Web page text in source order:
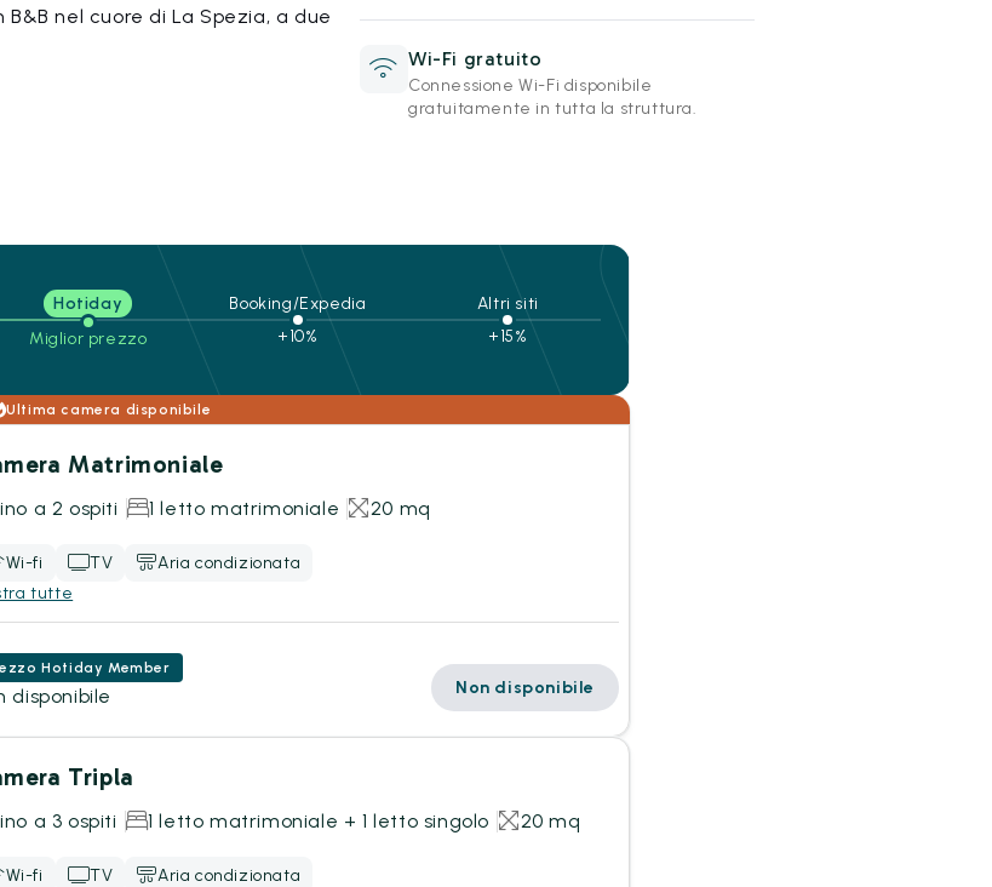
nel cuore di La Spezia, a due
Wi-Fi gratuito
Connessione Wi-Fi disponibile
gratuitamente in tutta la struttura.
Hotiday
Miglior prezzo
Booking/Expedia
+10%
Altri siti
+15%
Ultima camera disponibile
Matrimoniale
a 2 ospiti 1 letto matrimoniale 20 mq
Wi-fi TV
Aria condizionata
tutte
Hotiday Member
disponibile Non disponibile
Tripla
a 3 ospiti 1 letto matrimoniale + 1 letto singolo 20 mq
Wi-fi TV
Aria condizionata